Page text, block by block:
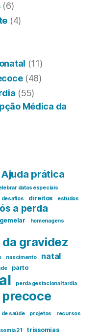
(6)
(4)
(11)
(48)
(55)
Médica da
Ajuda prática
datas especiais
desafios direitos estudos
a perda
homenagens
gravidez
nascimento natal
parto
perda gestacional tardia
precoce
saúde projetos recursos
21 trissomias